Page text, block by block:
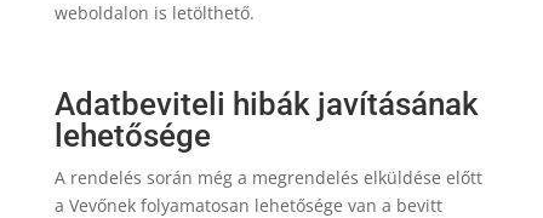
weboldalon is letölthető.
Adatbeviteli hibák javításának
lehetősége
A rendelés során még a megrendelés elküldése előtt
a Vevőnek folyamatosan lehetősége van a bevitt